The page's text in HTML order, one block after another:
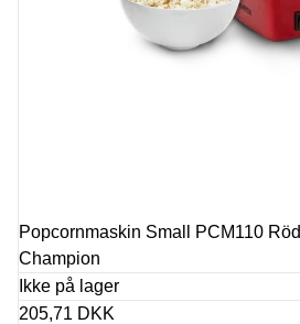
Popcornmaskin Small PCM110 Röd
Champion
Ikke på lager
205,71 DKK